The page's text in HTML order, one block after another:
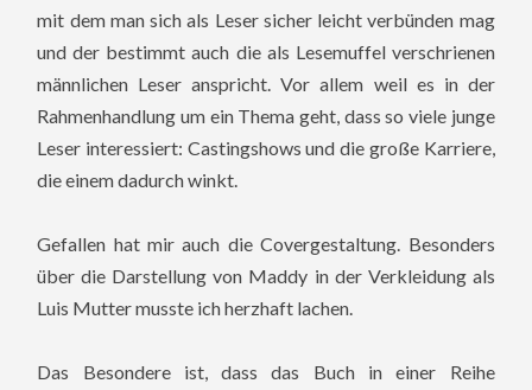
mit dem man sich als Leser sicher leicht verbünden mag
und der bestimmt auch die als Lesemuffel verschrienen
männlichen Leser anspricht. Vor allem weil es in der
Rahmenhandlung um ein Thema geht, dass so viele junge
Leser interessiert: Castingshows und die große Karriere,
die einem dadurch winkt.
Gefallen hat mir auch die Covergestaltung. Besonders
über die Darstellung von Maddy in der Verkleidung als
Luis Mutter musste ich herzhaft lachen.
Das Besondere ist, dass das Buch in einer Reihe